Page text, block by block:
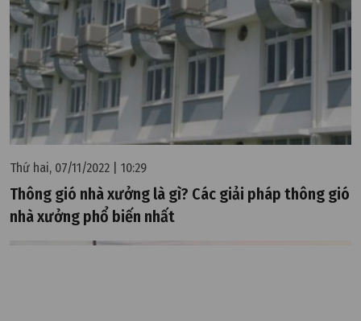
Thứ hai, 07/11/2022 | 10:29
Thông gió nhà xưởng là gì? Các giải pháp thông gió
nhà xưởng phổ biến nhất